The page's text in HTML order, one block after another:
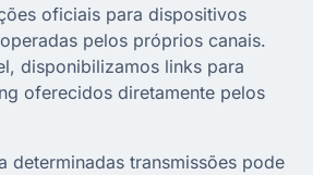
oficiais para dispositivos
pelos próprios canais.
disponibilizamos links para
oferecidos diretamente pelos
determinadas transmissões pode